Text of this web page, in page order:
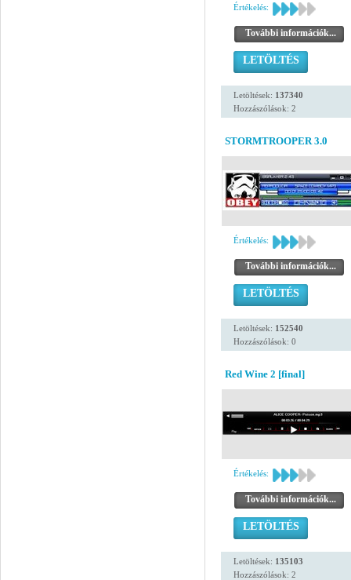
Értékelés:
További információk...
LETÖLTÉS
Letöltések: 137340
Hozzászólások: 2
STORMTROOPER 3.0
Értékelés:
További információk...
LETÖLTÉS
Letöltések: 152540
Hozzászólások: 0
Red Wine 2 [final]
Értékelés:
További információk...
LETÖLTÉS
Letöltések: 135103
Hozzászólások: 2